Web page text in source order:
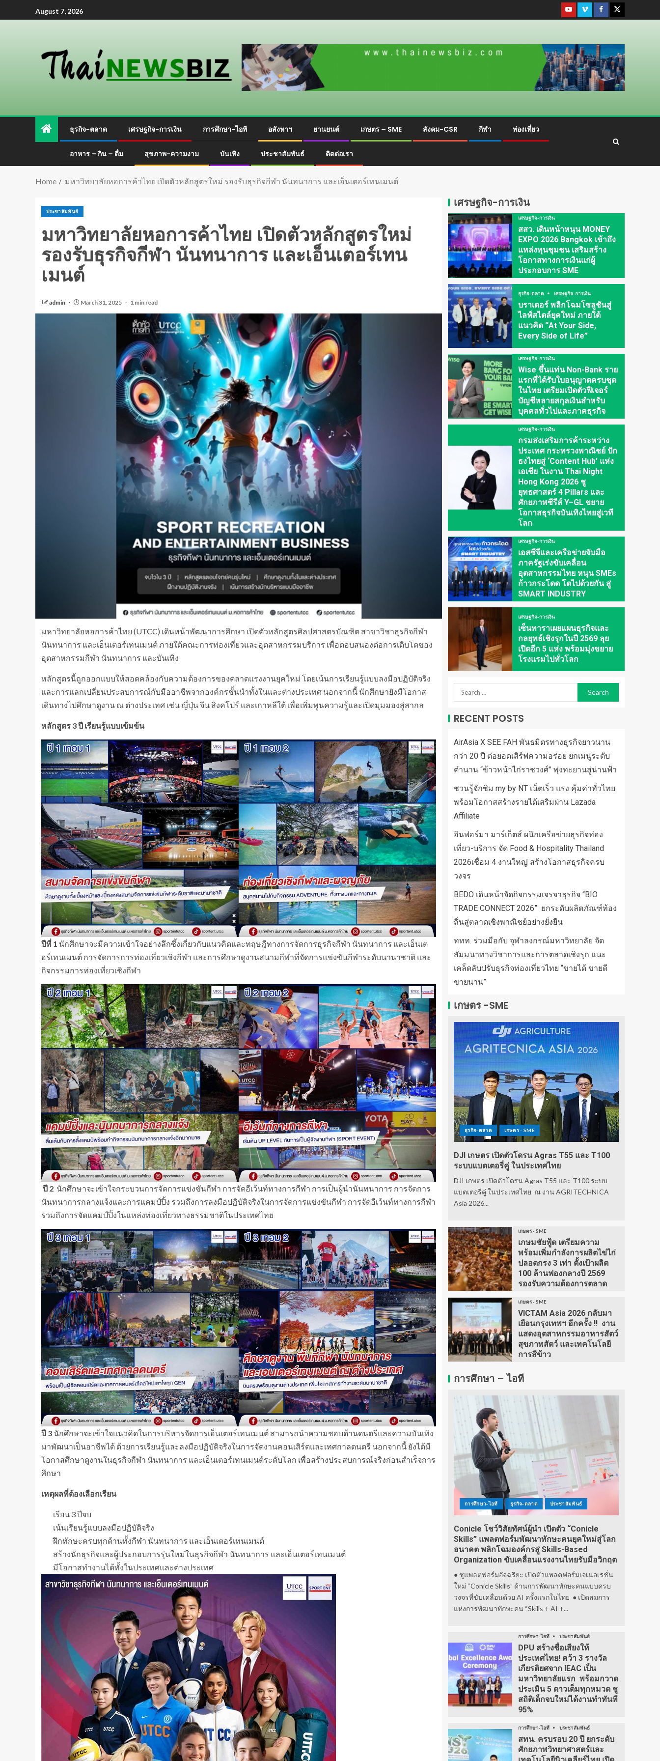
August 7, 2026
ธุรกิจ-ตลาด เศรษฐกิจ-การเงิน การศึกษา-ไอที อสังหาฯ ยานยนต์ เกษตร – SME สังคม-CSR กีฬา ท่องเที่ยว
อาหาร – กิน – ดื่ม สุขภาพ-ความงาม บันเทิง ประชาสัมพันธ์ ติดต่อเรา
Home มหาวิทยาลัยหอการค้าไทย เปิดตัวหลักสูตรใหม่ รองรับธุรกิจกีฬา นันทนาการ และเอ็นเตอร์เทนเมนต์
ประชาสัมพันธ์
มหาวิทยาลัยหอการค้าไทย เปิดตัวหลักสูตรใหม่
รองรับธุรกิจกีฬา นันทนาการ และเอ็นเตอร์เทน
เมนต์
admin March 31, 2025 1 min read
มหาวิทยาลัยหอการค้าไทย (UTCC) เดินหน้าพัฒนาการศึกษา เปิดตัวหลักสูตรศิลปศาสตรบัณฑิต สาขาวิชาธุรกิจกีฬา
นันทนาการ และเอ็นเตอร์เทนเมนต์ ภายใต้คณะการท่องเที่ยวและอุตสาหกรรมบริการ เพื่อตอบสนองต่อการเติบโตของ
อุตสาหกรรมกีฬา นันทนาการ และบันเทิง
หลักสูตรนี้ถูกออกแบบให้สอดคล้องกับความต้องการของตลาดแรงงานยุคใหม่ โดยเน้นการเรียนรู้แบบลงมือปฏิบัติจริง
และการแลกเปลี่ยนประสบการณ์กับมืออาชีพจากองค์กรชั้นนำทั้งในและต่างประเทศ นอกจากนี้ นักศึกษายังมีโอกาส
เดินทางไปศึกษาดูงาน ณ ต่างประเทศ เช่น ญี่ปุ่น จีน สิงคโปร์ และเกาหลีใต้ เพื่อเพิ่มพูนความรู้และเปิดมุมมองสู่สากล
หลักสูตร 3 ปี เรียนรู้แบบเข้มข้น
ปีที่ 1 นักศึกษาจะมีความเข้าใจอย่างลึกซึ้งเกี่ยวกับแนวคิดและทฤษฎีทางการจัดการธุรกิจกีฬา นันทนาการ และเอ็นเต
อร์เทนเมนต์ การจัดการการท่องเที่ยวเชิงกีฬา และการศึกษาดูงานสนามกีฬาที่จัดการแข่งขันกีฬาระดับนานาชาติ และ
กิจกรรมการท่องเที่ยวเชิงกีฬา
ปี 2 นักศึกษาจะเข้าใจกระบวนการจัดการแข่งขันกีฬา การจัดอีเว้นท์ทางการกีฬา การเป็นผู้นำนันทนาการ การจัดการ
นันทนาการกลางแจ้งและการแคมป์ปิ้ง รวมถึงการลงมือปฏิบัติจริงในการจัดการแข่งขันกีฬา การจัดอีเว้นท์ทางการกีฬา
รวมถึงการจัดแคมป์ปิ้งในแหล่งท่องเที่ยวทางธรรมชาติในประเทศไทย
ปี 3 นักศึกษาจะเข้าใจแนวคิดในการบริหารจัดการเอ็นเตอร์เทนเมนต์ สามารถนำความชอบด้านดนตรีและความบันเทิง
มาพัฒนาเป็นอาชีพได้ ด้วยการเรียนรู้และลงมือปฏิบัติจริงในการจัดงานคอนเสิร์ตและเทศกาลดนตรี นอกจากนี้ ยังได้มี
โอกาสศึกษาดูงานในธุรกิจกีฬา นันทนาการ และเอ็นเตอร์เทนเมนต์ระดับโลก เพื่อสร้างประสบการณ์จริงก่อนสำเร็จการ
ศึกษา
เหตุผลที่ต้องเลือกเรียน
เรียน 3 ปีจบ
เน้นเรียนรู้แบบลงมือปฏิบัติจริง
ฝึกทักษะครบทุกด้านทั้งกีฬา นันทนาการ และเอ็นเตอร์เทนเมนต์
สร้างนักธุรกิจและผู้ประกอบการรุ่นใหม่ในธุรกิจกีฬา นันทนาการ และเอ็นเตอร์เทนเมนต์
มีโอกาสทำงานได้ทั้งในประเทศและต่างประเทศ
เศรษฐกิจ-การเงิน
เศรษฐกิจ-การเงิน
สสว. เดินหน้าหนุน MONEY
EXPO 2026 Bangkok เข้าถึง
แหล่งทุนชุมชน เสริมสร้าง
โอกาสทางการเงินแก่ผู้
ประกอบการ SME
ธุรกิจ-ตลาด เศรษฐกิจ-การเงิน
บราเดอร์ พลิกโฉมโซลูชันสู่
ไลฟ์สไตล์ยุคใหม่ ภายใต้
แนวคิด “At Your Side,
Every Side of Life”
เศรษฐกิจ-การเงิน
Wise ขึ้นแท่น Non-Bank ราย
แรกที่ได้รับใบอนุญาตครบชุด
ในไทย เตรียมเปิดตัวฟีเจอร์
บัญชีหลายสกุลเงินสำหรับ
บุคคลทั่วไปและภาคธุรกิจ
เศรษฐกิจ-การเงิน
กรมส่งเสริมการค้าระหว่าง
ประเทศ กระทรวงพาณิชย์ ปัก
ธงไทยสู่ ‘Content Hub’ แห่ง
เอเชีย ในงาน Thai Night
Hong Kong 2026 ชู
ยุทธศาสตร์ 4 Pillars และ
ศักยภาพซีรีส์ Y–GL ขยาย
โอกาสธุรกิจบันเทิงไทยสู่เวที
โลก
เศรษฐกิจ-การเงิน
เอสซีจีและเครือข่ายจับมือ
ภาครัฐเร่งขับเคลื่อน
อุตสาหกรรมไทย หนุน SMEs
ก้าวกระโดด โตไปด้วยกัน สู่
SMART INDUSTRY
เศรษฐกิจ-การเงิน
เซ็นทาราเผยแผนธุรกิจและ
กลยุทธ์เชิงรุกในปี 2569 ลุย
เปิดอีก 5 แห่ง พร้อมมุ่งขยาย
โรงแรมไปทั่วโลก
RECENT POSTS
AirAsia X SEE FAH พันธมิตรทางธุรกิจยาวนาน
กว่า 20 ปี ต่อยอดเสิร์ฟความอร่อย ยกเมนูระดับ
ตำนาน “ข้าวหน้าไก่ราชวงศ์” พุ่งทะยานสู่น่านฟ้า
ชวนรู้จักซิม my by NT เน็ตเร็ว แรง คุ้มค่าทั่วไทย
พร้อมโอกาสสร้างรายได้เสริมผ่าน Lazada
Affiliate
อินฟอร์มา มาร์เก็ตส์ ผนึกเครือข่ายธุรกิจท่อง
เที่ยว-บริการ จัด Food & Hospitality Thailand
2026เชื่อม 4 งานใหญ่ สร้างโอกาสธุรกิจครบ
วงจร
BEDO เดินหน้าจัดกิจกรรมเจรจาธุรกิจ “BIO
TRADE CONNECT 2026” ยกระดับผลิตภัณฑ์ท้อง
ถิ่นสู่ตลาดเชิงพาณิชย์อย่างยั่งยืน
ททท. ร่วมมือกับ จุฬาลงกรณ์มหาวิทยาลัย จัด
สัมมนาทางวิชาการและการตลาดเชิงรุก แนะ
เคล็ดลับปรับธุรกิจท่องเที่ยวไทย “ขายได้ ขายดี
ขายนาน”
เกษตร -SME
ธุรกิจ-ตลาด เกษตร - SME
DJI เกษตร เปิดตัวโดรน Agras T55 และ T100
ระบบแบตเตอรี่คู่ ในประเทศไทย
DJI เกษตร เปิดตัวโดรน Agras T55 และ T100 ระบบ
แบตเตอรี่คู่ ในประเทศไทย ณ งาน AGRITECHNICA
Asia 2026...
เกษตร - SME
เกษมชัยฟู้ด เตรียมความ
พร้อมเพิ่มกำลังการผลิตไข่ไก่
ปลอดกรง 3 เท่า ตั้งเป้าผลิต
100 ล้านฟองกลางปี 2569
รองรับความต้องการตลาด
เกษตร - SME
VICTAM Asia 2026 กลับมา
เยือนกรุงเทพฯ อีกครั้ง !! งาน
แสดงอุตสาหกรรมอาหารสัตว์
สุขภาพสัตว์ และเทคโนโลยี
การสีข้าว
การศึกษา – ไอที
การศึกษา-ไอที ธุรกิจ-ตลาด ประชาสัมพันธ์
Conicle โชว์วิสัยทัศน์ผู้นำ เปิดตัว “Conicle
Skills” แพลตฟอร์มพัฒนาทักษะคนยุคใหม่สู่โลก
อนาคต พลิกโฉมองค์กรสู่ Skills-Based
Organization ขับเคลื่อนแรงงานไทยรับมือวิกฤต
● ชูแพลตฟอร์มอัจฉริยะ เปิดตัวแพลตฟอร์มเจเนอเรชั่น
ใหม่ “Conicle Skills” ด้านการพัฒนาทักษะคนแบบครบ
วงจรที่ขับเคลื่อนด้วย AI ครั้งแรกในไทย ● เปิดสมการ
แห่งการพัฒนาทักษะคน “Skills + AI +...
การศึกษา-ไอที ประชาสัมพันธ์
DPU สร้างชื่อเสียงให้
ประเทศไทย! คว้า 3 รางวัล
เกียรติยศจาก IEAC เป็น
มหาวิทยาลัยแรก พร้อมกวาด
ประเมิน 5 ดาวเต็มทุกหมวด ชู
สถิติเด็กจบใหม่ได้งานทำทันที
95%
การศึกษา-ไอที ประชาสัมพันธ์
สทน. ครบรอบ 20 ปี ยกระดับ
ศักยภาพวิทยาศาสตร์และ